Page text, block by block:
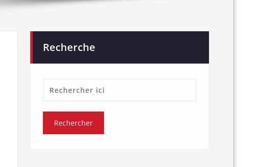
Recherche